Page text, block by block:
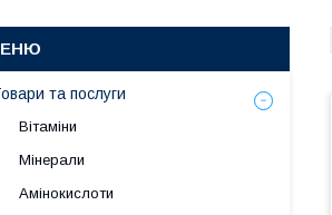
та послуги
Вітаміни
Мінерали
Амінокислоти